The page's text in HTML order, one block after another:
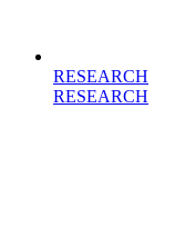
RESEARCH
RESEARCH